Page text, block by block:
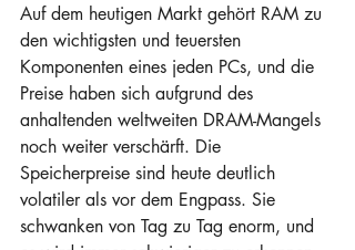
Auf dem heutigen Markt gehört RAM zu
den wichtigsten und teuersten
Komponenten eines jeden PCs, und die
Preise haben sich aufgrund des
anhaltenden weltweiten DRAM-Mangels
noch weiter verschärft. Die
Speicherpreise sind heute deutlich
volatiler als vor dem Engpass. Sie
schwanken von Tag zu Tag enorm, und